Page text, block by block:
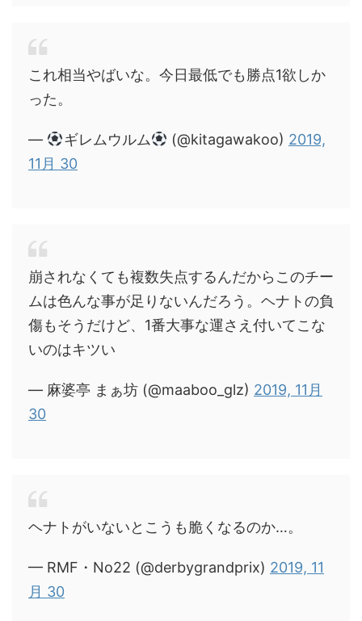
これ相当やばいな。今日最低でも勝点1欲しか
った。
— ギレムウルム (@kitagawakoo) 2019,
11月 30
崩されなくても複数失点するんだからこのチー
ムは色んな事が足りないんだろう。ヘナトの負
傷もそうだけど、1番大事な運さえ付いてこな
いのはキツい
— 麻婆亭 まぁ坊 (@maaboo_glz) 2019, 11月
30
ヘナトがいないとこうも脆くなるのか…。
— RMF・No22 (@derbygrandprix) 2019, 11
月 30